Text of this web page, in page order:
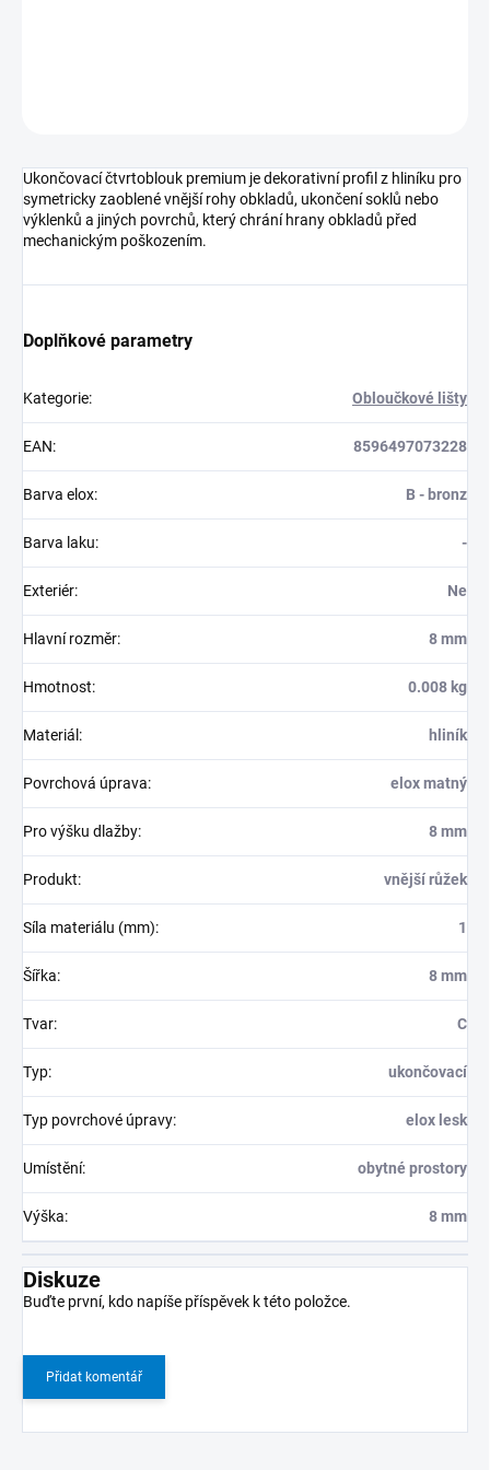
Ukončovací čtvrtoblouk premium je dekorativní profil z hliníku pro
symetricky zaoblené vnější rohy obkladů, ukončení soklů nebo
výklenků a jiných povrchů, který chrání hrany obkladů před
mechanickým poškozením.
Doplňkové parametry
Kategorie: Obloučkové lišty
EAN: 8596497073228
Barva elox: B - bronz
Barva laku: -
Exteriér: Ne
Hlavní rozměr: 8 mm
Hmotnost: 0.008 kg
Materiál : hliník
Povrchová úprava: elox matný
Pro výšku dlažby: 8 mm
Produkt: vnější růžek
Síla materiálu (mm): 1
Šířka: 8 mm
Tvar: C
Typ: ukončovací
Typ povrchové úpravy: elox lesk
Umístění: obytné prostory
Výška: 8 mm
Diskuze
Buďte první, kdo napíše příspěvek k této položce.
Přidat komentář